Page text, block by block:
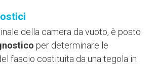
della camera da vuoto, è posto
per determinare le
fascio costituita da una tegola in